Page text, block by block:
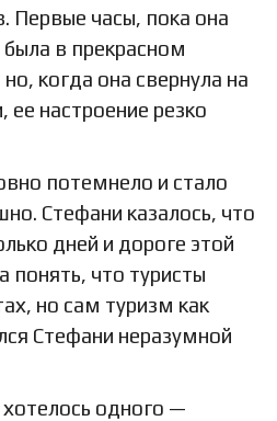
Первые часы, пока она
в прекрасном
когда она свернула на
ее настроение резко
потемнело и стало
Стефани казалось, что
дней и дороге этой
понять, что туристы
но сам туризм как
Стефани неразумной
одного —